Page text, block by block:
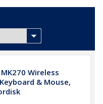
Wireless
& Mouse,